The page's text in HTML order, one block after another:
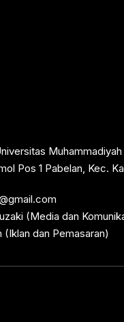
Muhammadiyah
Pos 1 Pabelan, Kec.
(Media dan
(Iklan dan Pemasaran)